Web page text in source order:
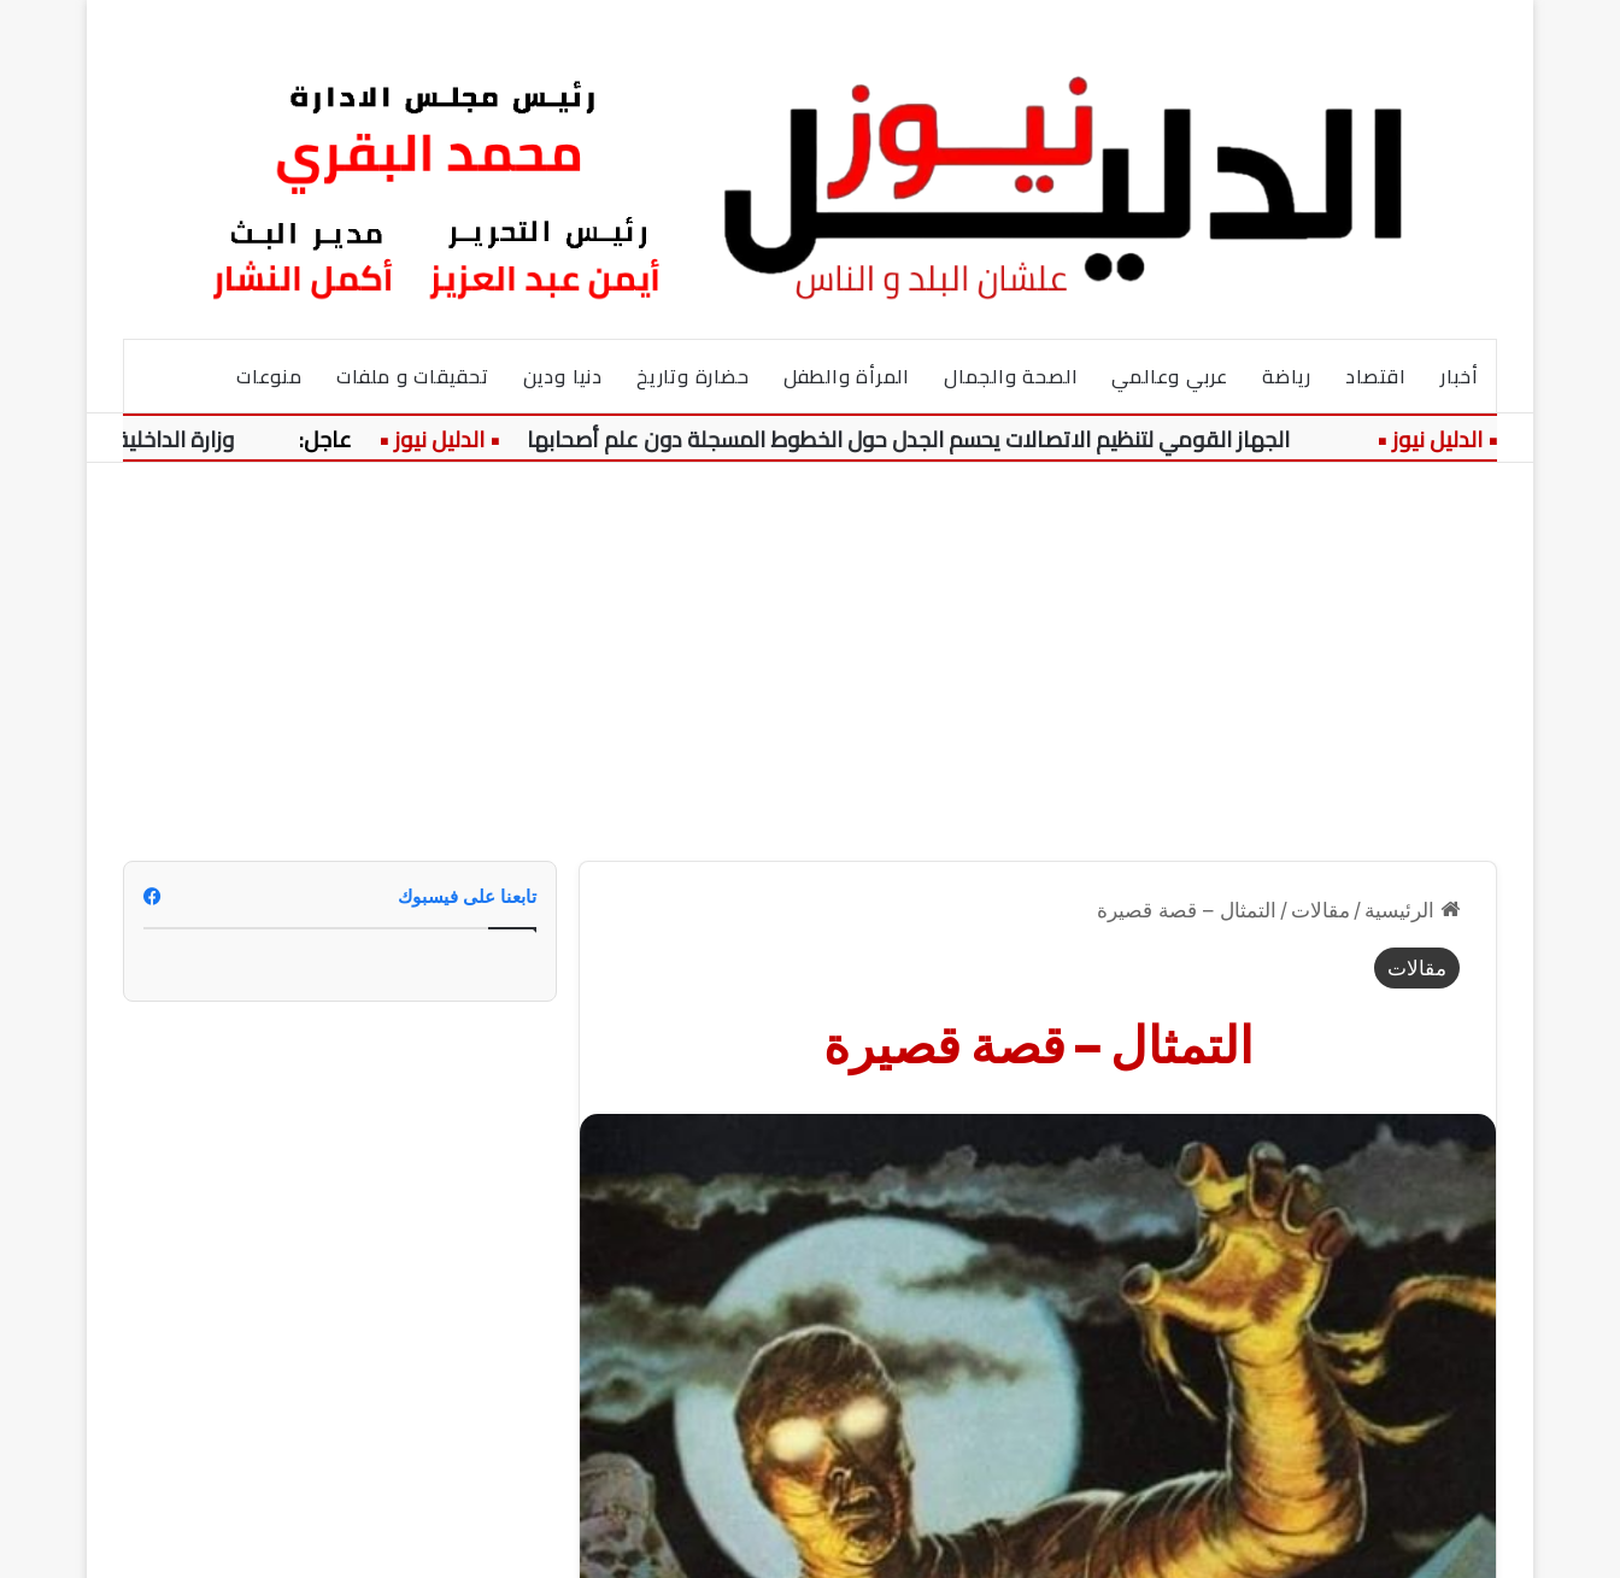
أخبار اقتصاد رياضة عربي وعالمي الصحة والجمال المرأة والطفل حضارة وتاريخ دنيا ودين تحقيقات و ملفات منوعات
الجهاز القومي لتنظيم الاتصالات يحسم الجدل حول الخطوط المسجلة دون علم أصحابها عاجل: وزارة الداخلية تعلن مواعيد وشروط
الرئيسية / مقالات / التمثال – قصة قصيرة
مقالات
التمثال – قصة قصيرة
تابعنا على فيسبوك